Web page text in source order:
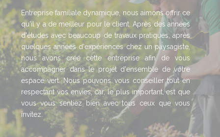
Entreprise familiale dynamique, nous aimons offrir ce
qu'il y a de meilleur pour le client. Après des années
d'études avec beaucoup de travaux pratiques, après
quelques années d'expériences chez un paysagiste,
nous avons créé cette entreprise afin de vous
accompagner dans le projet d'ensemble de votre
espace vert. Nous pouvons vous conseiller tout en
respectant vos envies, car, le plus important, est que
vous vous sentiez bien avec tous ceux que vous
invitez.